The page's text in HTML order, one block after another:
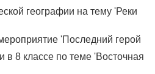
географии на тему 'Реки
'Последний герой
в 8 классе по теме 'Восточная